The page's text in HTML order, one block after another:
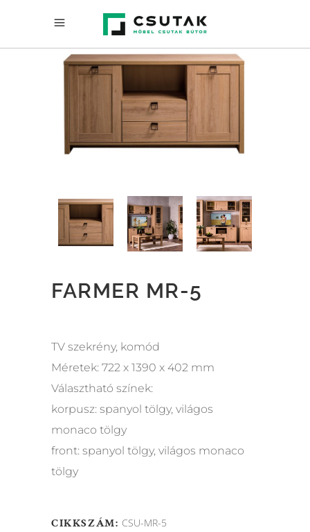
FARMER MR-5
TV szekrény, komód
Méretek: 722 x 1390 x 402 mm
Választható színek:
korpusz: spanyol tölgy, világos
monaco tölgy
front: spanyol tölgy, világos monaco
tölgy
CIKKSZÁM: CSU-MR-5